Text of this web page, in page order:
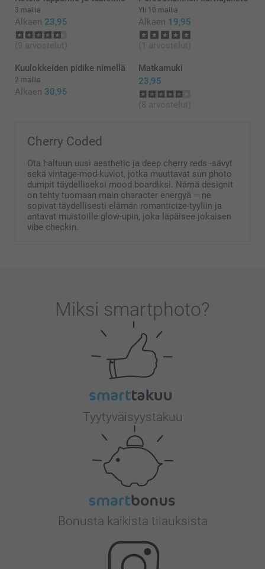
3 mallia
Alkaen 23,95
(9 arvostelut)
Yli 10 mallia
Alkaen 19,95
(1 arvostelut)
Kuulokkeiden pidike nimellä
2 mallia
Alkaen 30,95
Matkamuki
23,95
(8 arvostelut)
Cherry Coded
Ota haltuun uusi aesthetic ja deep cherry reds -sävyt
sekä vintage-mod-kuviot, jotka muuttavat sun photo
dumpit täydelliseksi mood boardiksi. Nämä designit
on tehty tuomaan main character energyä – ne
sopivat täydellisesti elämän romanticize-tyyliin ja
antavat muistoille glow-upin, joka läpäisee jokaisen
vibe checkin.
Miksi smartphoto?
Tyytyväisyystakuu
Bonusta kaikista tilauksista